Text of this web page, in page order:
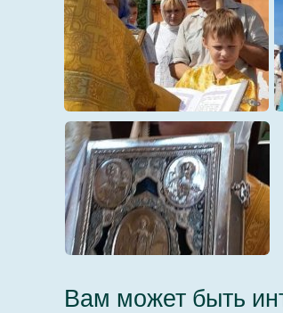
001
Вам может быть